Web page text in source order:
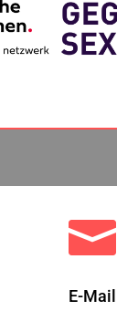

E-Mail